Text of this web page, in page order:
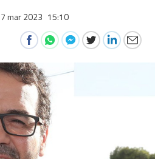
mar 2023 15:10